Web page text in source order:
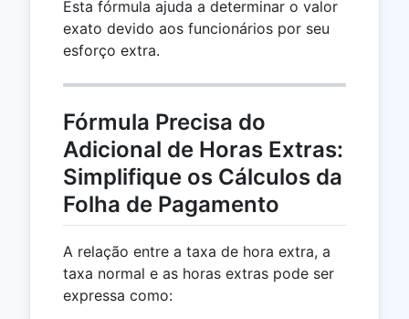
Esta fórmula ajuda a determinar o valor
exato devido aos funcionários por seu
esforço extra.
Fórmula Precisa do
Adicional de Horas Extras:
Simplifique os Cálculos da
Folha de Pagamento
A relação entre a taxa de hora extra, a
taxa normal e as horas extras pode ser
expressa como: